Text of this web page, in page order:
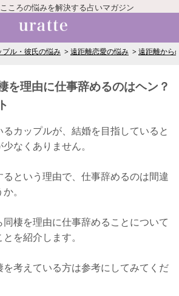
ころの悩みを解決する占いマガジン
プル・彼氏の悩み 遠距離恋愛の悩み 遠距離から
を理由に仕事辞めるのはヘン？
カップルが、結婚を目指していると
なくありません。
という理由で、仕事辞めるのは間違
。
棲を理由に仕事辞めることについて
を紹介します。
考えている方は参考にしてみてくだ